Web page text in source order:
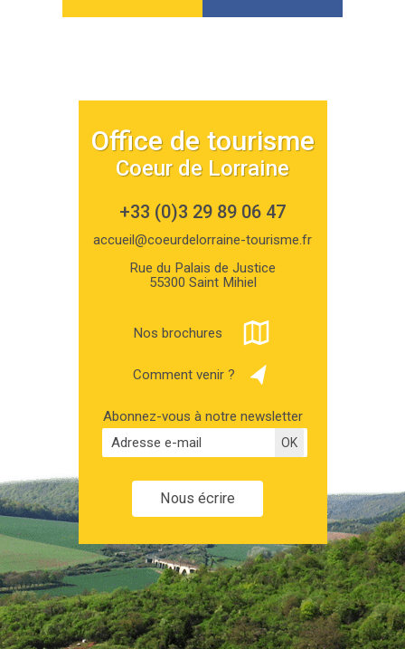
Office de tourisme
Coeur de Lorraine
+33 (0)3 29 89 06 47
accueil@coeurdelorraine-tourisme.fr
Rue du Palais de Justice
55300 Saint Mihiel
Nos brochures
Comment venir ?
Abonnez-vous à notre newsletter
Nous écrire